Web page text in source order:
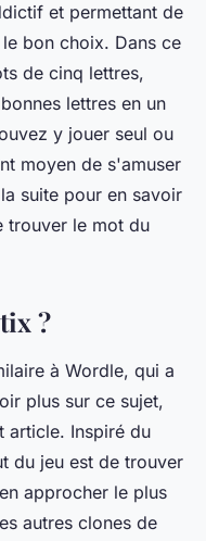
et permettant de
bon choix. Dans ce
de cinq lettres,
lettres en un
y jouer seul ou
moyen de s'amuser
suite pour en savoir
trouver le mot du
?
à Wordle, qui a
plus sur ce sujet,
article. Inspiré du
du jeu est de trouver
approcher le plus
autres clones de